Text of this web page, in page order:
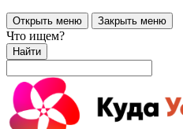
Открыть меню Закрыть меню
Что ищем?
Найти